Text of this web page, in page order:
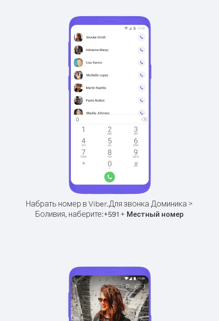
Набрать номер в Viber.Для звонка Доминика >
Боливия, наберите:+591 + Местный номер